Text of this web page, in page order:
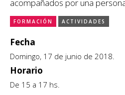
CCE en el interior/libros
Exposiciones
Formación
Género y Diversidad
Infantil y Juvenil
acompañados por una
FORMACIÓN ACTIVIDADES
Fecha
Domingo, 17 de junio de 2018.
Horario
De 15 a 17 hs.